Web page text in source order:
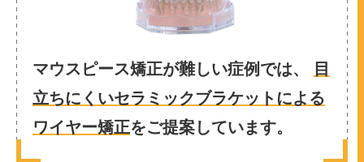
マウスピース矯正が難しい症例では、
目
立ちにくいセラミックブラケットによる
ワイヤー矯正をご提案しています。